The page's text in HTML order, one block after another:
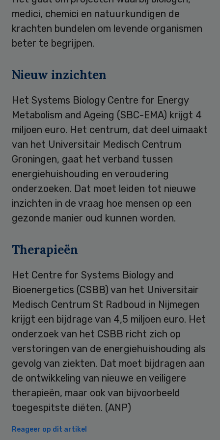
medici, chemici en natuurkundigen de
krachten bundelen om levende organismen
beter te begrijpen.
Nieuw inzichten
Het Systems Biology Centre for Energy
Metabolism and Ageing (SBC-EMA) krijgt 4
miljoen euro. Het centrum, dat deel uimaakt
van het Universitair Medisch Centrum
Groningen, gaat het verband tussen
energiehuishouding en veroudering
onderzoeken. Dat moet leiden tot nieuwe
inzichten in de vraag hoe mensen op een
gezonde manier oud kunnen worden.
Therapieën
Het Centre for Systems Biology and
Bioenergetics (CSBB) van het Universitair
Medisch Centrum St Radboud in Nijmegen
krijgt een bijdrage van 4,5 miljoen euro. Het
onderzoek van het CSBB richt zich op
verstoringen van de energiehuishouding als
gevolg van ziekten. Dat moet bijdragen aan
de ontwikkeling van nieuwe en veiligere
therapieën, maar ook van bijvoorbeeld
toegespitste diëten. (ANP)
Reageer op dit artikel